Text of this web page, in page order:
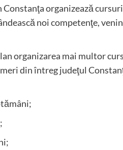
Constanţa organizează
noi competenţe,
organizarea mai multor
din întreg judeţul